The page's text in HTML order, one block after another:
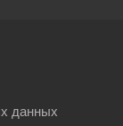
данных